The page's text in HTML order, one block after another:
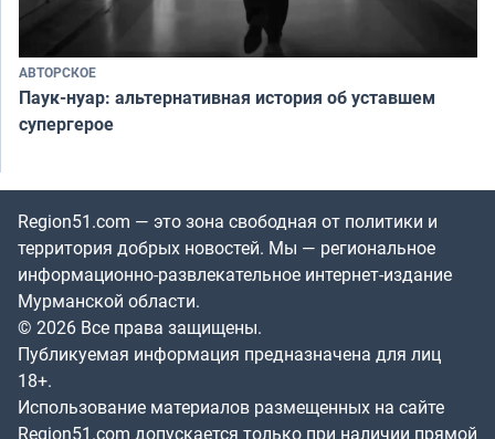
АВТОРСКОЕ
Паук-нуар: альтернативная история об уставшем
супергерое
Region51.com — это зона свободная от политики и
территория добрых новостей. Мы — региональное
информационно-развлекательное интернет-издание
Мурманской области.
© 2026 Все права защищены.
Публикуемая информация предназначена для лиц
18+.
Использование материалов размещенных на сайте
Region51.com допускается только при наличии прямой